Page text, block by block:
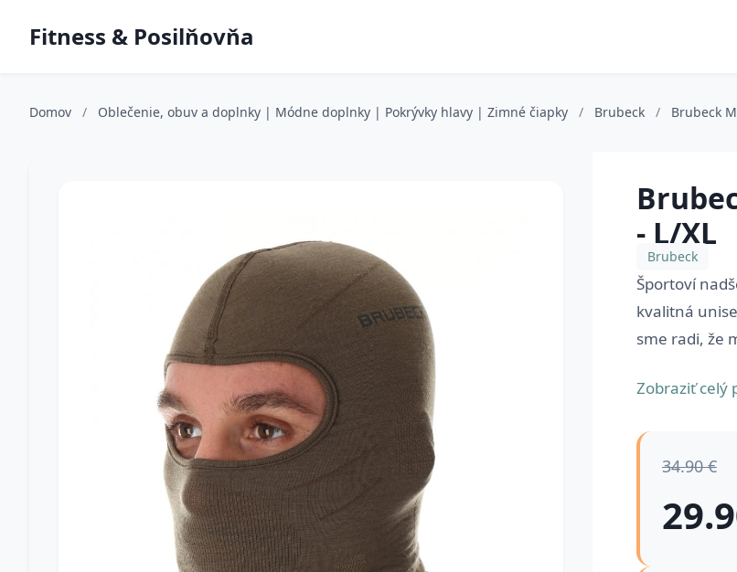
Fitness & Posilňovňa
Domov / Oblečenie, obuv a doplnky | Módne doplnky | Pokrývky hlavy | Zimné čiapky / Brubeck / Brubeck
- L/XL
Brubeck
Športoví
kvalitná
sme radi, že
Zobraziť celý
34.90 €